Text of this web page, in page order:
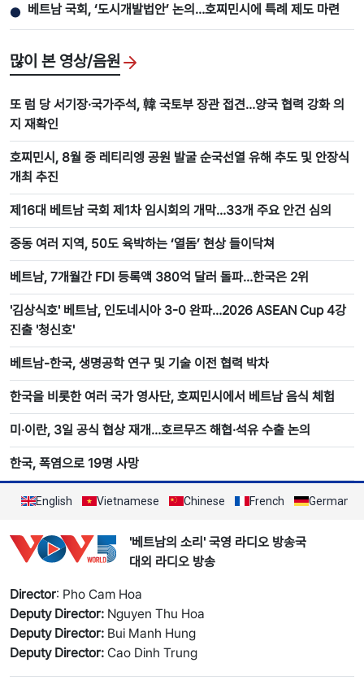
● 베트남 국회, ‘도시개발법안’ 논의…호찌민시에 특례 제도 마련
많이 본 영상/음원
또 럼 당 서기장·국가주석, 韓 국토부 장관 접견…양국 협력 강화 의
지 재확인
호찌민시, 8월 중 레티리엥 공원 발굴 순국선열 유해 추도 및 안장식
개최 추진
제16대 베트남 국회 제1차 임시회의 개막…33개 주요 안건 심의
중동 여러 지역, 50도 육박하는 ‘열돔’ 현상 들이닥쳐
베트남, 7개월간 FDI 등록액 380억 달러 돌파…한국은 2위
'김상식호' 베트남, 인도네시아 3-0 완파…2026 ASEAN Cup 4강
진출 '청신호'
베트남-한국, 생명공학 연구 및 기술 이전 협력 박차
한국을 비롯한 여러 국가 영사단, 호찌민시에서 베트남 음식 체험
미·이란, 3일 공식 협상 재개…호르무즈 해협·석유 수출 논의
한국, 폭염으로 19명 사망
English Vietnamese Chinese French German
'베트남의 소리' 국영 라디오 방송국
대외 라디오 방송
Director: Pho Cam Hoa
Deputy Director: Nguyen Thu Hoa
Deputy Director: Bui Manh Hung
Deputy Director: Cao Dinh Trung